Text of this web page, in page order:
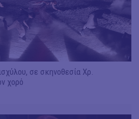
σε σκηνοθεσία Χρ.
χορό